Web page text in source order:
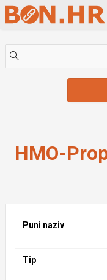
Skip to Main Content
HMO-
Puni naziv
Tip